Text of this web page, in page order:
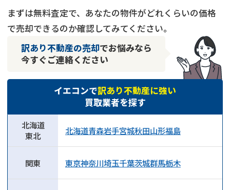
まずは無料査定で、あなたの物件がどれくらいの価格
で売却できるのか確認してみてください。
訳あり不動産の売却でお悩みなら
今すぐご連絡ください
イエコンで訳あり不動産に強い
買取業者を探す
北海道
東北
北海道青森岩手宮城秋田山形福島
関東 東京神奈川埼玉千葉茨城群馬栃木